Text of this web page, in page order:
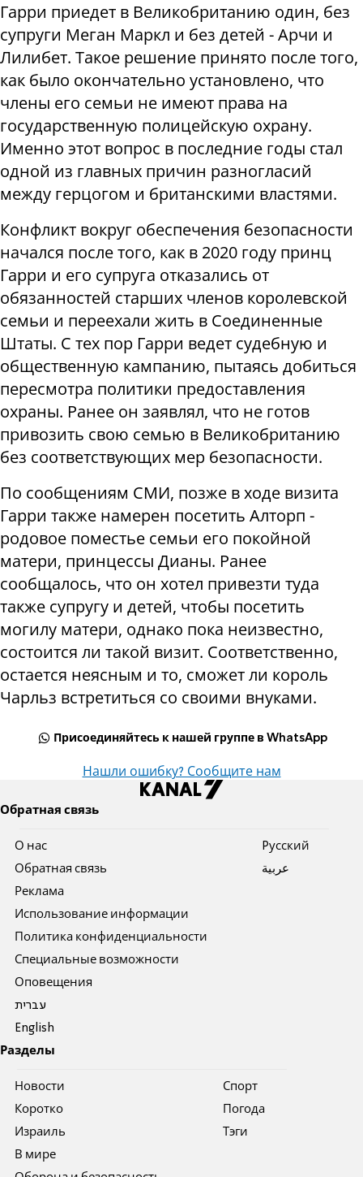
Гарри приедет в Великобританию один, без
супруги Меган Маркл и без детей - Арчи и
Лилибет. Такое решение принято после того,
как было окончательно установлено, что
члены его семьи не имеют права на
государственную полицейскую охрану.
Именно этот вопрос в последние годы стал
одной из главных причин разногласий
между герцогом и британскими властями.
Конфликт вокруг обеспечения безопасности
начался после того, как в 2020 году принц
Гарри и его супруга отказались от
обязанностей старших членов королевской
семьи и переехали жить в Соединенные
Штаты. С тех пор Гарри ведет судебную и
общественную кампанию, пытаясь добиться
пересмотра политики предоставления
охраны. Ранее он заявлял, что не готов
привозить свою семью в Великобританию
без соответствующих мер безопасности.
По сообщениям СМИ, позже в ходе визита
Гарри также намерен посетить Алторп -
родовое поместье семьи его покойной
матери, принцессы Дианы. Ранее
сообщалось, что он хотел привезти туда
также супругу и детей, чтобы посетить
могилу матери, однако пока неизвестно,
состоится ли такой визит. Соответственно,
остается неясным и то, сможет ли король
Чарльз встретиться со своими внуками.
Присоединяйтесь к нашей группе в WhatsApp
Нашли ошибку? Сообщите нам
Обратная связь
О нас
Обратная связь
Реклама
Использование информации
Политика конфиденциальности
Специальные возможности
Оповещения
עברית
English
Pусский
عربية
Разделы
Новости
Коротко
Израиль
В мире
Спорт
Погода
Тэги